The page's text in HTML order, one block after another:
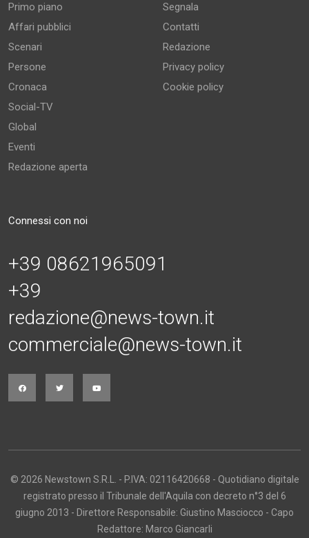
Primo piano
Affari pubblici
Scenari
Persone
Cronaca
Social-TV
Global
Eventi
Redazione aperta
Segnala
Contatti
Redazione
Privacy policy
Cookie policy
Connessi con noi
+39 08621965091
+39
redazione@news-town.it
commerciale@news-town.it
© 2026 Newstown S.R.L. - P.IVA: 02116420668 - Quotidiano digitale
registrato presso il Tribunale dell'Aquila con decreto n°3 del 6
giugno 2013 - Direttore Responsabile: Giustino Masciocco - Capo
Redattore: Marco Giancarli